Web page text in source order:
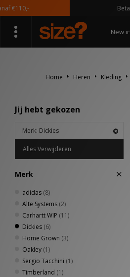
Betaal
New in
Home Heren Kleding
Jij hebt gekozen
Merk: Dickies
Alles Verwijderen
Merk
adidas (8)
Alte Systems (2)
Carhartt WIP (11)
Dickies (6)
Home Grown (3)
Oakley (1)
Sergio Tacchini (1)
Timberland (1)